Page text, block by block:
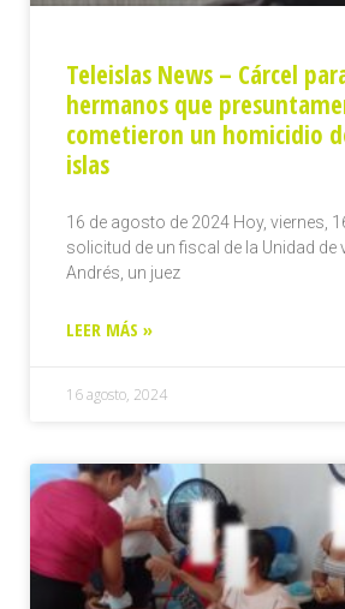
Teleislas News – Cárcel
hermanos que
cometieron un homicidio
islas
16 de agosto de 2024 Hoy, viernes,
solicitud de un fiscal de la Unidad de
Andrés, un juez
LEER MÁS »
16 agosto, 2024